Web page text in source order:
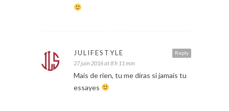
Reply
JULIFESTYLE
27 juin 2016 at 8 h 11 min
Mais de rien, tu me diras si jamais tu
essayes